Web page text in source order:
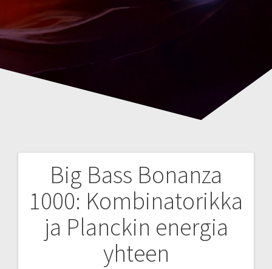
Big Bass Bonanza
1000: Kombinatorikka
ja Planckin energia
yhteen
Navegación
de
entradas